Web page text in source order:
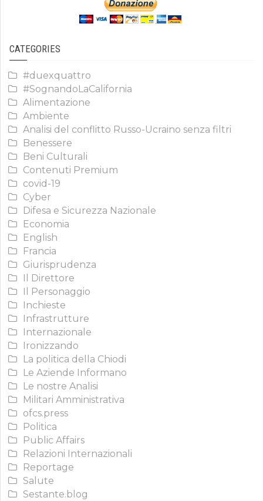
CATEGORIES
#duexquattro
#SognandoLaCalifornia
Alimentazione
Ambiente
Analisi del conflitto Russo-Ucraino senza filtri
Benessere
Beni Culturali
Contenuti Premium
covid-19
Cyber
Difesa e Sicurezza Nazionale
Economia
English
Francia
Giurisprudenza
Il Direttore
Il Personaggio
Inchieste
Infrastrutture
Internazionale
Ironizzando
La politica della Chiodi
Le Aziende Informano
Le nostre Analisi
Militari Amministrativa
ofcs.press
Politica
Public Affairs
Relazioni Internazionali
Reportage
Salute
Sestante.blog